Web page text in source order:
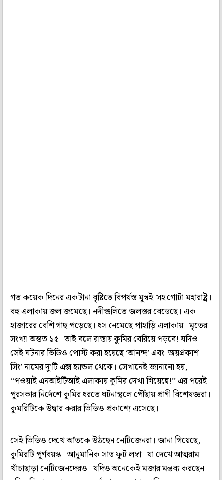
গত কয়েক দিনের একটানা বৃষ্টিতে বিপর্যস্ত মুম্বই-সহ গোটা মহারাষ্ট্র।
বহু এলাকায় জল জমেছে। নদীগুলিতে জলস্তর বেড়েছে। এক
হাজারের বেশি গাছ পড়েছে। ধস নেমেছে পাহাড়ি এলাকায়। মৃতের
সংখ্যা অন্তত ১৫। তাই বলে রাস্তায় কুমির বেরিয়ে পড়বে! যদিও
সেই ঘটনার ভিডিও পোস্ট করা হয়েছে ‘আনন্দ’ এবং ‘জয়প্রকাশ
সিং’ নামের দু’টি এক্স হ্যান্ডল থেকে। সেখানেই জানানো হয়,
‘‘পওয়াই এনআইটিআই এলাকায় কুমির দেখা গিয়েছে!’’ এর পরেই
পুরসভার নির্দেশে কুমির ধরতে ঘটনাস্থলে পৌঁছায় প্রাণী বিশেষজ্ঞরা।
কুমরিটিকে উদ্ধার করার ভিডিও প্রকাশ্যে এসেছে।
সেই ভিডিও দেখে আঁতকে উঠছেন নেটিজেনরা। জানা গিয়েছে,
কুমিরটি পূর্ণবয়স্ক। আনুমানিক সাত ফুট লম্বা। যা দেখে আত্মরাম
খাঁচাছাড়া নেটিজেনদেরও। যদিও অনেকেই মজার মন্তব্য করছেন।